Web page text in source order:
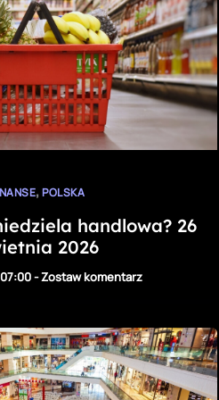
,POLSKA
handlowa? 26
2026
-Zostaw komentarz